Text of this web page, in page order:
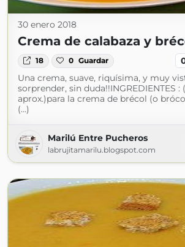
30 enero 2018
Crema de calabaza y
18 0 Guardar
Una crema, suave, riquísima, y muy
sorprender, sin duda!!INGREDIENTES :
aprox.)para la crema de brécol (o
(...)
Marilú Entre Pucheros
labrujitamarilu.blogspot.com